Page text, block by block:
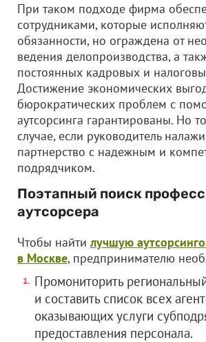
При таком подходе фирма
сотрудниками, которые
обязанности, но ограждена от
ведения делопроизводства, а
постоянных кадровых и
Достижение экономических
бюрократических проблем с
аутсорсинга гарантированы. Но
случае, если руководитель
партнерство с надежным и
подрядчиком.
Поэтапный поиск
аутсорсера
Чтобы найтилучшую
в Москве, предпринимателю
Промониторить
и составить список всех
оказывающих услуги
предоставления персонала.